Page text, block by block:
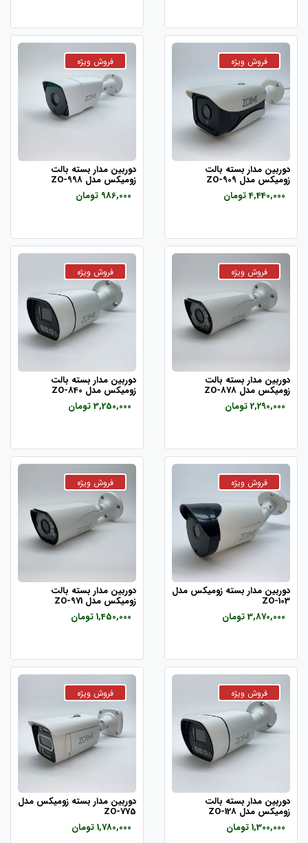
دوربین مدار بسته بالت
زومیکس مدل ZO-909
4,440,000 تومان
دوربین مدار بسته بالت
زومیکس مدل ZO-998
986,000 تومان
دوربین مدار بسته بالت
زومیکس مدل ZO-878
2,290,000 تومان
دوربین مدار بسته بالت
زومیکس مدل ZO-840
3,250,000 تومان
دوربین مدار بسته زومیکس مدل
ZO-103
3,870,000 تومان
دوربین مدار بسته بالت
زومیکس مدل ZO-971
1,450,000 تومان
دوربین مدار بسته بالت
زومیکس مدل ZO-128
1,300,000 تومان
دوربین مدار بسته زومیکس مدل
ZO-775
1,780,000 تومان